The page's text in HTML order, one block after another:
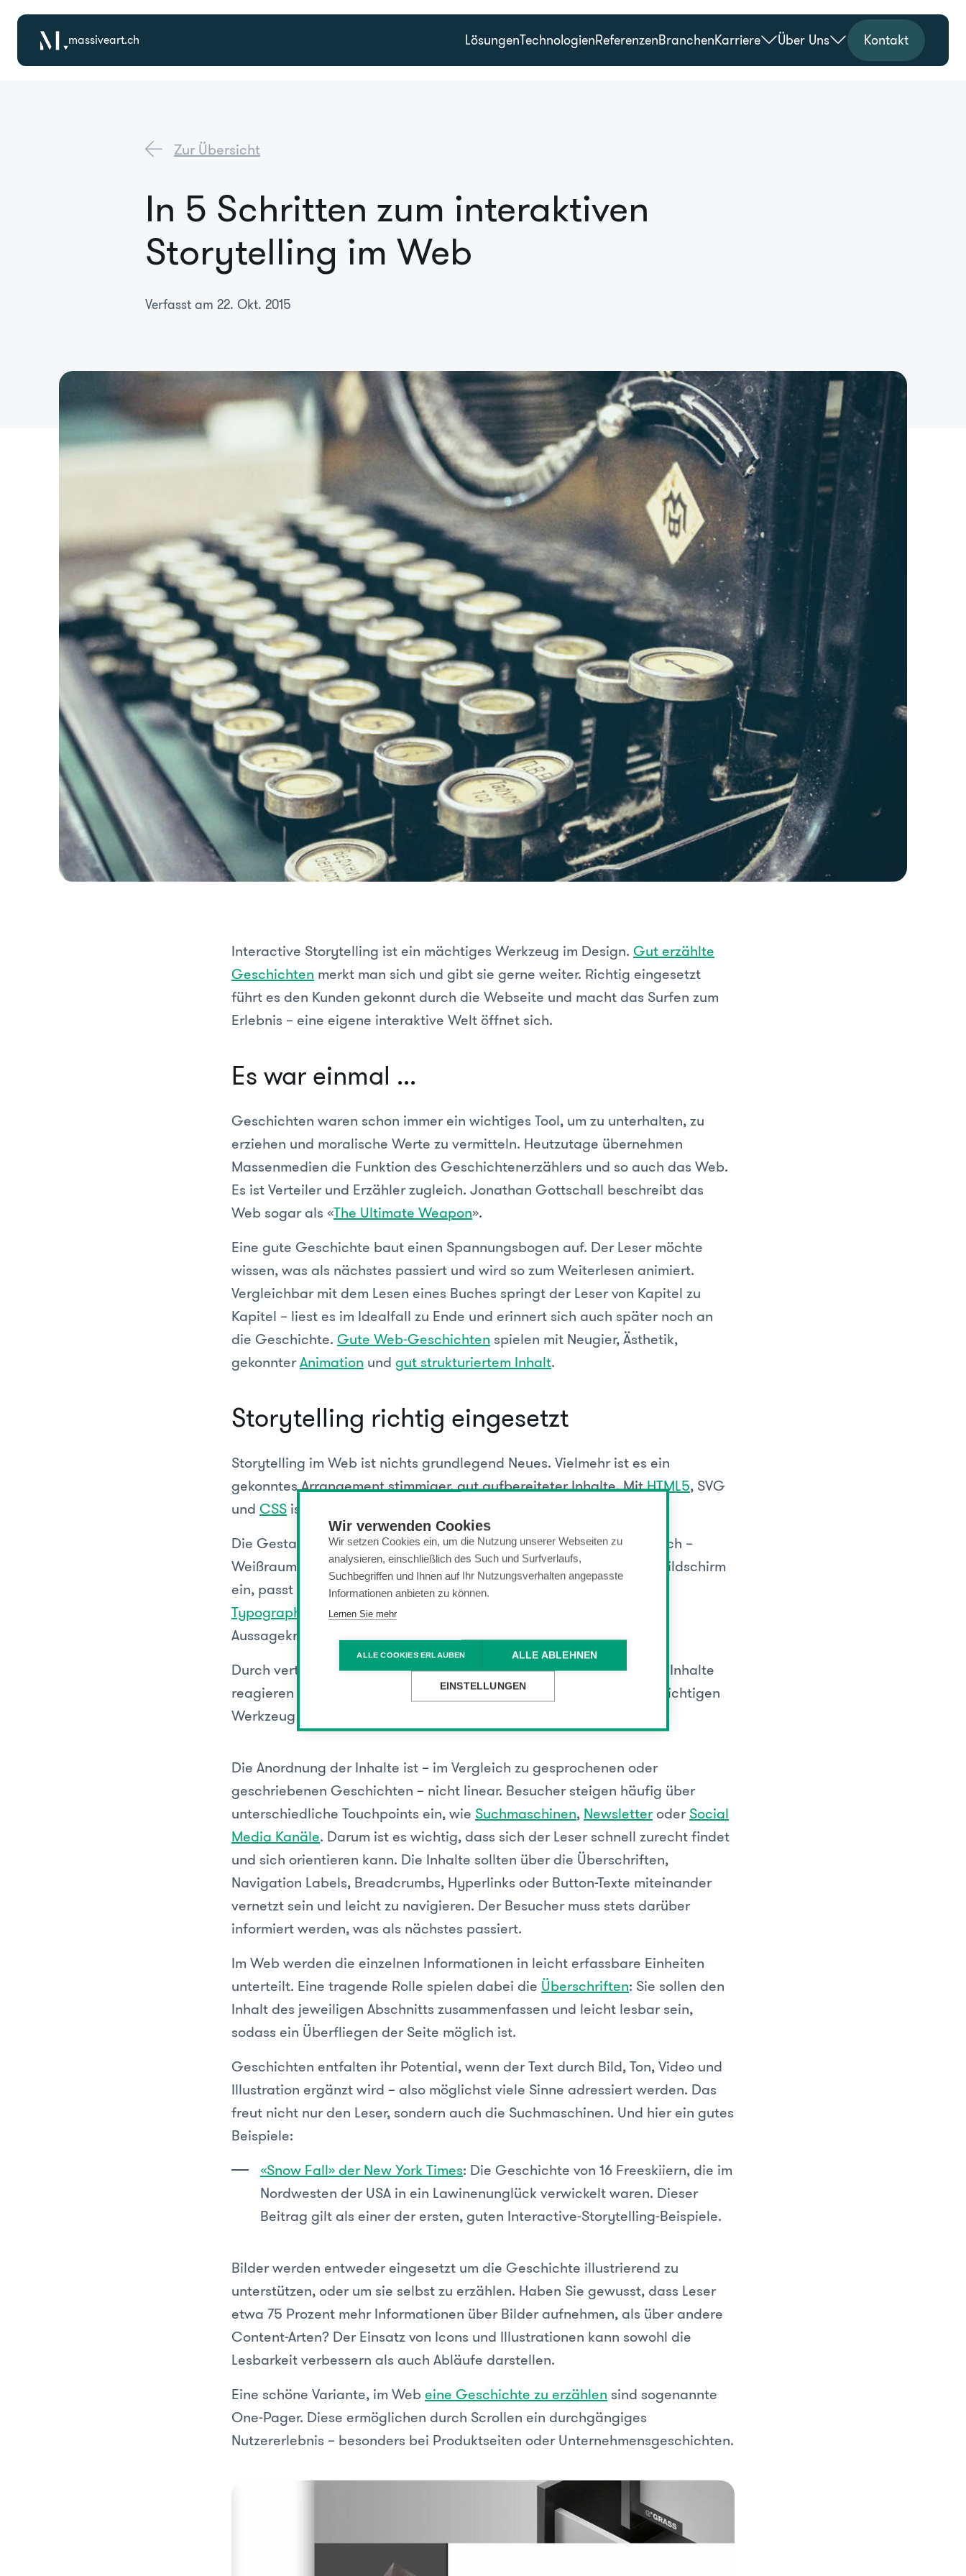
Wir verwenden Cookies
Wir setzen Cookies ein, um die Nutzung unserer Webseiten zu
analysieren, einschließlich des Such und Surfverlaufs,
Suchbegriffen und Ihnen auf Ihr Nutzungsverhalten angepasste
Informationen anbieten zu können.
Lernen Sie mehr
ALLE COOKIES ERLAUBEN ALLE ABLEHNEN
EINSTELLUNGEN
massiveart.ch LösungenTechnologienReferenzenBranchenKarriere Über Uns Kontakt
Zur Übersicht
In 5 Schritten zum interaktiven
Storytelling im Web
Verfasst am 22. Okt. 2015
Interactive Storytelling ist ein mächtiges Werkzeug im Design. Gut erzählte
Geschichten merkt man sich und gibt sie gerne weiter. Richtig eingesetzt
führt es den Kunden gekonnt durch die Webseite und macht das Surfen zum
Erlebnis – eine eigene interaktive Welt öffnet sich.
Es war einmal ...
Geschichten waren schon immer ein wichtiges Tool, um zu unterhalten, zu
erziehen und moralische Werte zu vermitteln. Heutzutage übernehmen
Massenmedien die Funktion des Geschichtenerzählers und so auch das Web.
Es ist Verteiler und Erzähler zugleich. Jonathan Gottschall beschreibt das
Web sogar als «The Ultimate Weapon».
Eine gute Geschichte baut einen Spannungsbogen auf. Der Leser möchte
wissen, was als nächstes passiert und wird so zum Weiterlesen animiert.
Vergleichbar mit dem Lesen eines Buches springt der Leser von Kapitel zu
Kapitel – liest es im Idealfall zu Ende und erinnert sich auch später noch an
die Geschichte. Gute Web-Geschichten spielen mit Neugier, Ästhetik,
gekonnterAnimation und gut strukturiertem Inhalt.
Storytelling richtig eingesetzt
Storytelling im Web ist nichts grundlegend Neues. Vielmehr ist es ein
gekonntes Arrangement stimmiger, gut aufbereiteter Inhalte. MitHTML5, SVG
und CSS ist eine nahtlose Integration dieser Inhalte möglich.
Die Gestaltung der Online-Geschichten ist derzeit eher minimalistisch –
Weißraum wird großzügig verwendet. Die Seite nimmt den ganzen Bildschirm
ein, passt sich an verschiedene Devices an und arbeitet stark mit
Typographie
. Die Schrift verleiht der Seite Charakter, Stimme und
Aussagekraft und wird zugleich zur Stimme des Erzählers.
Durch vertikales Scrolling navigiert der Leser durch die Geschichte. Inhalte
reagieren auf Scrollbewegungen des Lesers und werden zu einem wichtigen
Werkzeug des Erzählers.
Die Anordnung der Inhalte ist – im Vergleich zu gesprochenen oder
geschriebenen Geschichten – nicht linear. Besucher steigen häufig über
unterschiedliche Touchpoints ein, wie Suchmaschinen, NewsletteroderSocial
Media Kanäle. Darum ist es wichtig, dass sich der Leser schnell zurecht findet
und sich orientieren kann. Die Inhalte sollten über die Überschriften,
Navigation Labels, Breadcrumbs, Hyperlinks oder Button-Texte miteinander
vernetzt sein und leicht zu navigieren. Der Besucher muss stets darüber
informiert werden, was als nächstes passiert.
Im Web werden die einzelnen Informationen in leicht erfassbare Einheiten
unterteilt. Eine tragende Rolle spielen dabei die Überschriften: Sie sollen den
Inhalt des jeweiligen Abschnitts zusammenfassen und leicht lesbar sein,
sodass ein Überfliegen der Seite möglich ist.
Geschichten entfalten ihr Potential, wenn der Text durch Bild, Ton, Video und
Illustration ergänzt wird – also möglichst viele Sinne adressiert werden. Das
freut nicht nur den Leser, sondern auch die Suchmaschinen. Und hier ein gutes
Beispiele:
«Snow Fall» der New York Times: Die Geschichte von 16 Freeskiiern, die im
Nordwesten der USA in ein Lawinenunglück verwickelt waren. Dieser
Beitrag gilt als einer der ersten, guten Interactive-Storytelling-Beispiele.
Bilder werden entweder eingesetzt um die Geschichte illustrierend zu
unterstützen, oder um sie selbst zu erzählen. Haben Sie gewusst, dass Leser
etwa 75 Prozent mehr Informationen über Bilder aufnehmen, als über andere
Content-Arten? Der Einsatz von Icons und Illustrationen kann sowohl die
Lesbarkeit verbessern als auch Abläufe darstellen.
Eine schöne Variante, im Web eine Geschichte zu erzählen sind sogenannte
One-Pager. Diese ermöglichen durch Scrollen ein durchgängiges
Nutzererlebnis – besonders bei Produktseiten oder Unternehmensgeschichten.